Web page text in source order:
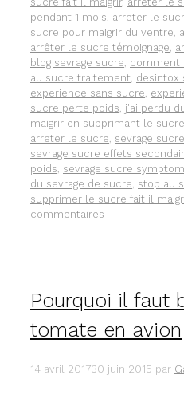
pendant 1 mois arreter le
sucre pour maigrir du ventre
arrêter le sucre témoignage
blog sevrage sucre comment
au sucre traitement desintox
experience sans sucre
sucre perte poids j'ai perdu
maigrir en supprimant le sucre
arreter le sucre sevrage
sevrage sucre effets
poids sevrage sucre
du sevrage de sucre stop au
supprimer le sucre fait il
commentaires
Pourquoi il faut
tomate en avion
14 avril 201730 juin 2015 par